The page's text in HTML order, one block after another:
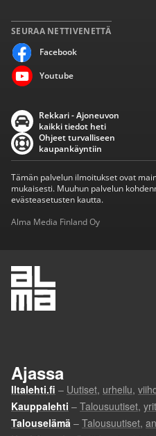
SEURAA NETTIVENETTÄ
Facebook
Youtube
Rekkari - Ajoneuvon
kaikki tiedot heti
Ohjeet turvalliseen
kaupankäyntiin
Tämän palvelun ilmoitukset ovat
mukaisesti. Muuhun palvelun
evästeasetusten kautta.
Alma Media Finland Oy